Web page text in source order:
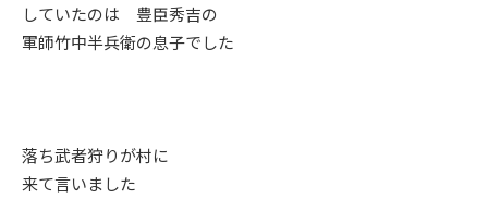
していたのは 豊臣秀吉の
軍師竹中半兵衛の息子でした
落ち武者狩りが村に
来て言いました